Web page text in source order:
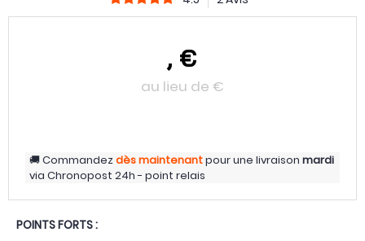
, €
au lieu de €
Commandezdès maintenantpour une livraison mardi
via Chronopost 24h - point relais
POINTS FORTS :